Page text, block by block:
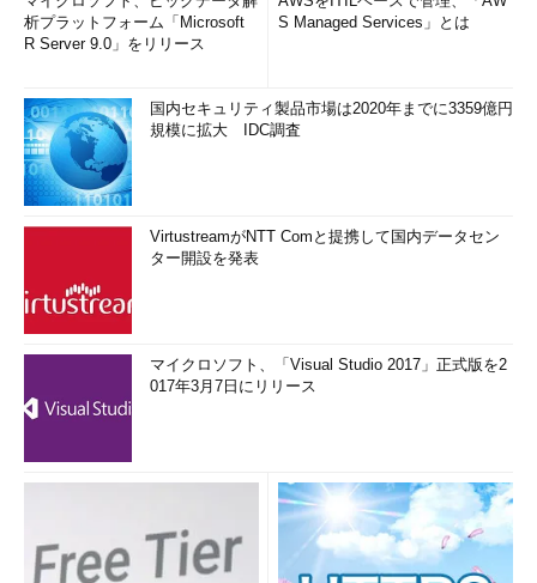
析プラットフォーム「Microsoft
R Server 9.0」をリリース
S Managed Services」とは
国内セキュリティ製品市場は2020年までに3359億円
規模に拡大 IDC調査
VirtustreamがNTT Comと提携して国内データセン
ター開設を発表
マイクロソフト、「Visual Studio 2017」正式版を2
017年3月7日にリリース